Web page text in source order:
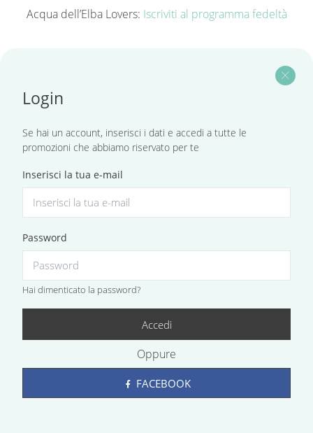
Acqua dell’Elba Lovers: Iscriviti al programma fedeltà
close
Login
Se hai un account, inserisci i dati e accedi a tutte le
promozioni che abbiamo riservato per te
Inserisci la tua e-mail
Password
Hai dimenticato la password?
Accedi
Oppure
FACEBOOK